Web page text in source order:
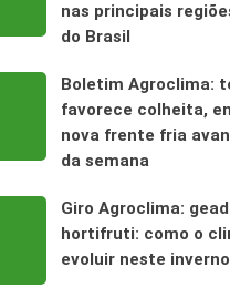
nas principais
do Brasil
Boletim Agroclima:
favorece colheita,
nova frente fria
da semana
Giro Agroclima:
hortifruti: como o
evoluir neste inverno